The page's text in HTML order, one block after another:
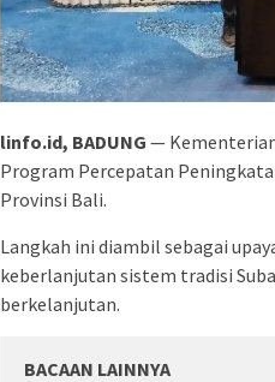
linfo.id, BADUNG —
Program Percepatan
Provinsi Bali.
Langkah ini diambil sebagai
keberlanjutan sistem tradisi
berkelanjutan.
BACAAN LAINNYA